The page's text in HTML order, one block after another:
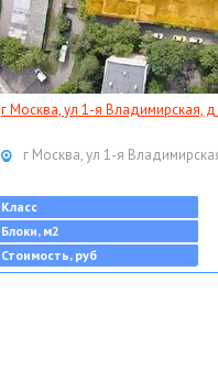
г Москва, ул 1-я Владимирская, д
г Москва, ул 1-я
Класс
Блоки, м2
Стоимость, руб